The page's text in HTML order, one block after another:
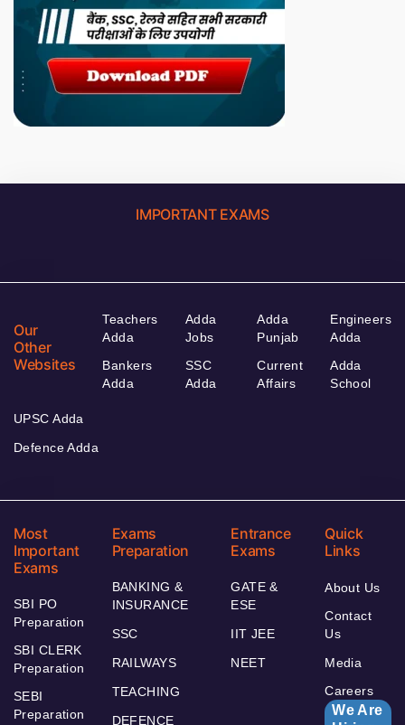
IMPORTANT EXAMS
Our
Other
Websites
Teachers
Adda
Bankers
Adda
Adda
Jobs
SSC
Adda
Adda
Punjab
Current
Affairs
Engineers
Adda
Adda
School
UPSC Adda
Defence Adda
Most
Important
Exams
SBI PO
Preparation
SBI CLERK
Preparation
SEBI
Preparation
Exams
Preparation
BANKING &
INSURANCE
SSC
RAILWAYS
TEACHING
DEFENCE
Entrance
Exams
GATE &
ESE
IIT JEE
NEET
Quick
Links
About Us
Contact
Us
Media
Careers
We Are